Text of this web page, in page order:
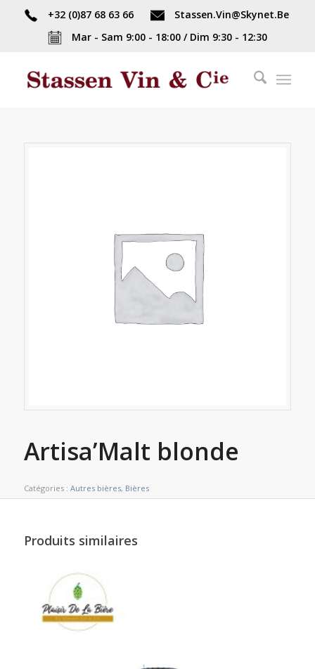
+32 (0)87 68 63 66
Stassen.Vin@Skynet.Be
Mar - Sam 9:00 - 18:00 / Dim 9:30 - 12:30
Artisa’Malt blonde
Catégories : Autres bières, Bières
Produits similaires